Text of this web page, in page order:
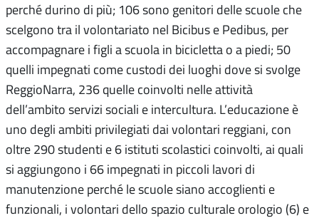
perché durino di più; 106 sono genitori delle scuole che
scelgono tra il volontariato nel Bicibus e Pedibus, per
accompagnare i figli a scuola in bicicletta o a piedi; 50
quelli impegnati come custodi dei luoghi dove si svolge
ReggioNarra, 236 quelle coinvolti nelle attività
dell’ambito servizi sociali e intercultura. L’educazione è
uno degli ambiti privilegiati dai volontari reggiani, con
oltre 290 studenti e 6 istituti scolastici coinvolti, ai quali
si aggiungono i 66 impegnati in piccoli lavori di
manutenzione perché le scuole siano accoglienti e
funzionali, i volontari dello spazio culturale orologio (6) e